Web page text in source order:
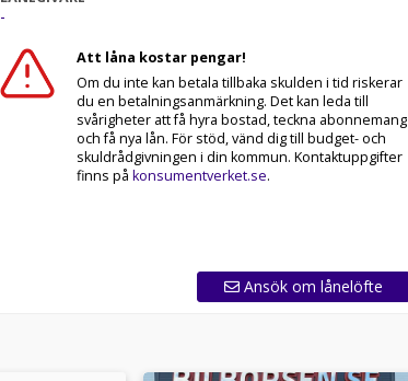
-
Att låna kostar pengar!
Om du inte kan betala tillbaka skulden i tid riskerar
du en betalningsanmärkning. Det kan leda till
svårigheter att få hyra bostad, teckna abonnemang
och få nya lån. För stöd, vänd dig till budget- och
skuldrådgivningen i din kommun. Kontaktuppgifter
finns på konsumentverket.se.
Ansök om lånelöfte